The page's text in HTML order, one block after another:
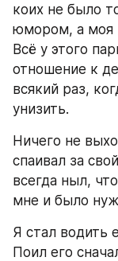
коих не было
юмором, а моя
Всё у этого
отношение к
всякий раз,
унизить.
Ничего не
спаивал за
всегда ныл,
мне и было
Я стал водить
Поил его